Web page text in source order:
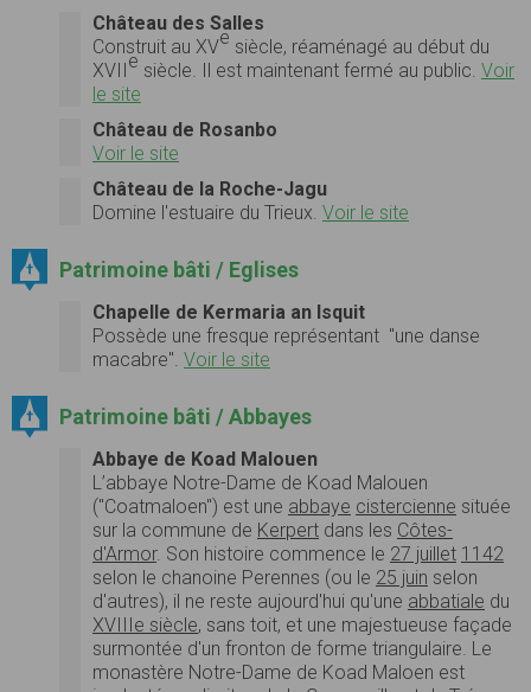
Château des Salles
Construit au XVe siècle, réaménagé au début du
XVIIe siècle. Il est maintenant fermé au public. Voir
le site
Château de Rosanbo
Voir le site
Château de la Roche-Jagu
Domine l'estuaire du Trieux. Voir le site
Patrimoine bâti / Eglises
Chapelle de Kermaria an Isquit
Possède une fresque représentant "une danse
macabre". Voir le site
Patrimoine bâti / Abbayes
Abbaye de Koad Malouen
L’abbaye Notre-Dame de Koad Malouen
("Coatmaloen") est une abbaye cistercienne située
sur la commune de Kerpert dans les Côtes-
d'Armor. Son histoire commence le 27 juillet 1142
selon le chanoine Perennes (ou le 25 juin selon
d'autres), il ne reste aujourd'hui qu'une abbatiale du
XVIIIe siècle, sans toit, et une majestueuse façade
surmontée d'un fronton de forme triangulaire. Le
monastère Notre-Dame de Koad Maloen est